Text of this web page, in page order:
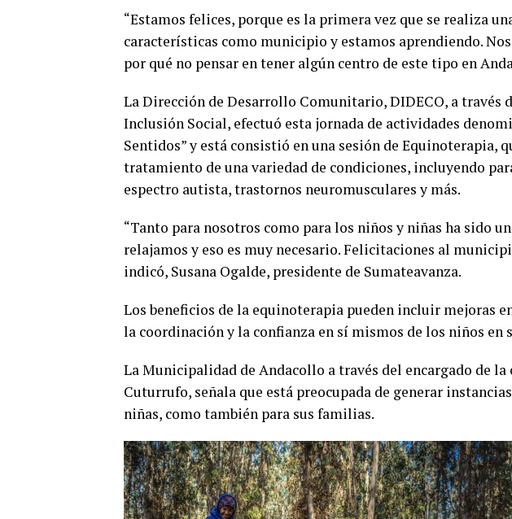
“Estamos felices, porque es la primera vez que se realiza
características como municipio y estamos aprendiendo.
por qué no pensar en tener algún centro de este tipo en
La Dirección de Desarrollo Comunitario, DIDECO, a través
Inclusión Social, efectuó esta jornada de actividades
Sentidos” y está consistió en una sesión de Equinoterapia,
tratamiento de una variedad de condiciones, incluyendo
espectro autista, trastornos neuromusculares y más.
“Tanto para nosotros como para los niños y niñas ha sido
relajamos y eso es muy necesario. Felicitaciones al
indicó, Susana Ogalde, presidente de Sumateavanza.
Los beneficios de la equinoterapia pueden incluir mejoras
la coordinación y la confianza en sí mismos de los niños en
La Municipalidad de Andacollo a través del encargado de
Cuturrufo, señala que está preocupada de generar
niñas, como también para sus familias.